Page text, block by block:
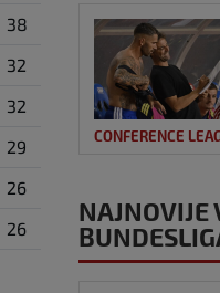
38
32
32
29
26
26
CONFERENCE
NAJNOVIJE